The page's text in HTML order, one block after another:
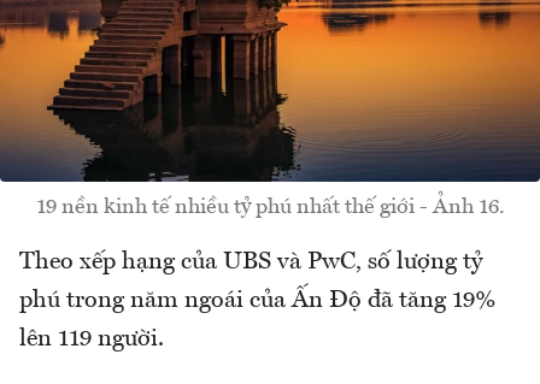
19 nền kinh tế nhiều tỷ phú nhất thế giới - Ảnh 16.
Theo xếp hạng của UBS và PwC, số lượng tỷ
phú trong năm ngoái của Ấn Độ đã tăng 19%
lên 119 người.